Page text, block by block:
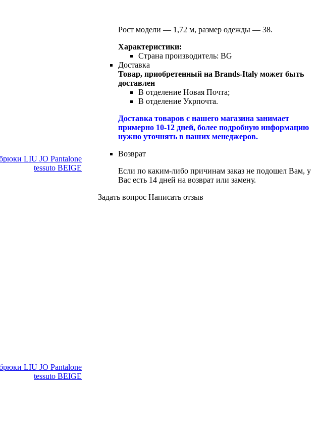
Рост модели — 1,72 м, размер одежды — 38.
Характеристики:
Страна производитель:BG
Доставка
Товар, приобретенный на Brands-Italy может быть
доставлен
В отделение Новая Почта;
В отделение Укрпочта.
Доставка товаров с нашего магазина занимает
примерно 10-12 дней, более подробную информацию
нужно уточнять в наших менеджеров.
Возврат
Если по каким-либо причинам заказ не подошел Вам, у
Вас есть 14 дней на возврат или замену.
Задать вопрос Написать отзыв